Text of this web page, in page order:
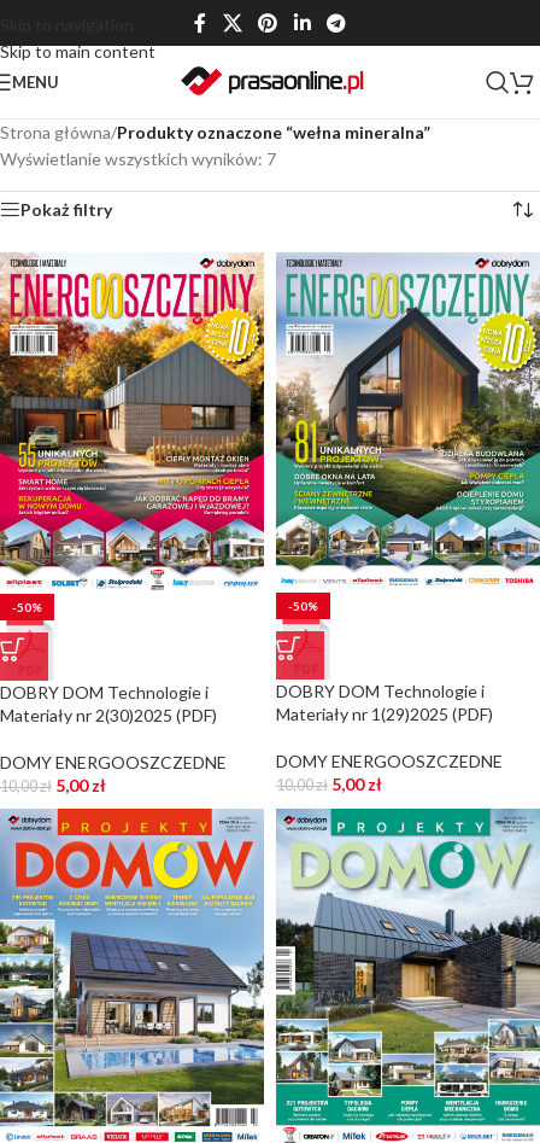
Skip to main content
MENU
Strona główna/Produkty oznaczone “wełna mineralna”
Wyświetlanie wszystkich wyników: 7
Pokaż filtry
-50%
DOBRY DOM Technologie i
Materiały nr 2(30)2025 (PDF)
DOMY ENERGOOSZCZEDNE
10,00zł 5,00zł
-50%
DOBRY DOM Technologie i
Materiały nr 1(29)2025 (PDF)
DOMY ENERGOOSZCZEDNE
10,00zł 5,00zł